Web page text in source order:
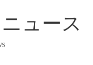
ュース